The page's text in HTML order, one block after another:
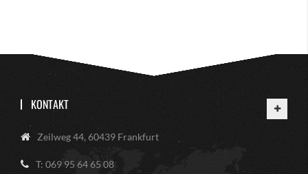
KONTAKT
Zeilweg 44, 60439 Frankfurt
T: 069 95 64 65 08